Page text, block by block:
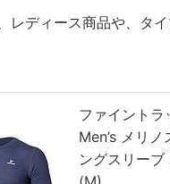
レディース商品や、タ
ファイント
Men’s メリ
ングスリーブ